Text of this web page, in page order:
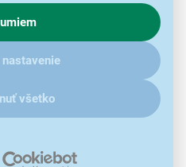
cielených reklám.
ako u nás s cookies a
sem.
všetko